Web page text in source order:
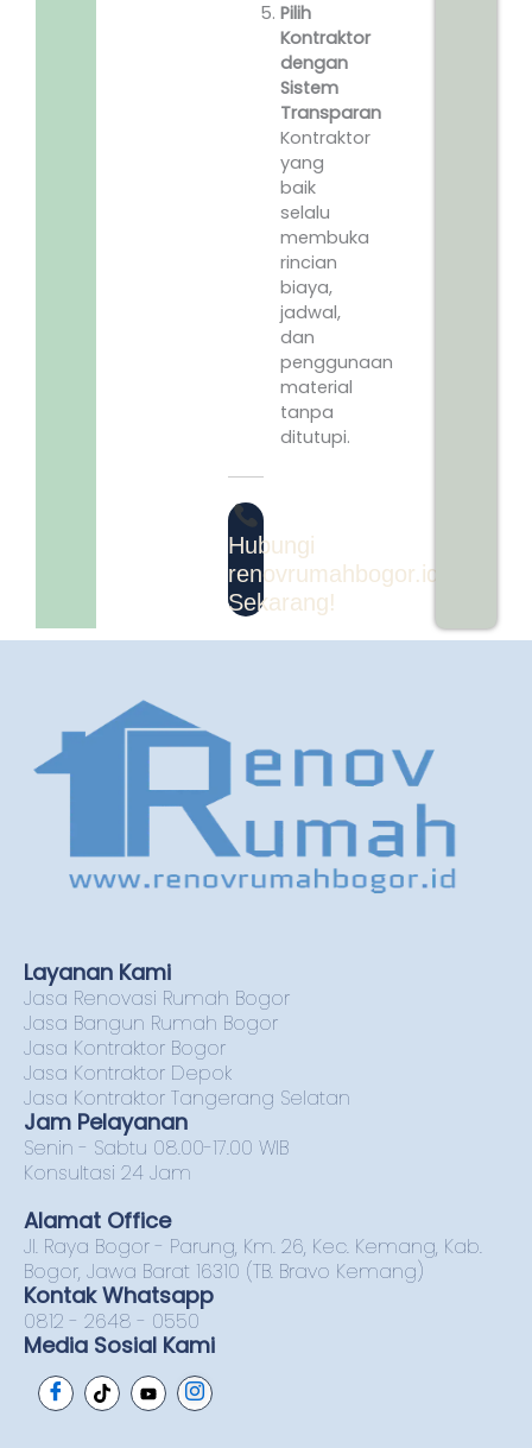
Pilih
Kontraktor
dengan
Sistem
Transparan
Kontraktor
yang
baik
selalu
membuka
rincian
biaya,
jadwal,
dan
penggunaan
material
tanpa
ditutupi.
Hubungi
renovrumahbogor.id
Sekarang!
Layanan Kami
Jasa Renovasi Rumah Bogor
Jasa Bangun Rumah Bogor
Jasa Kontraktor Bogor
Jasa Kontraktor Depok
Jasa Kontraktor Tangerang Selatan
Jam Pelayanan
Senin - Sabtu 08.00-17.00 WIB
Konsultasi 24 Jam
Alamat Office
Jl. Raya Bogor - Parung, Km. 26, Kec. Kemang, Kab.
Bogor, Jawa Barat 16310 (TB. Bravo Kemang)
Kontak Whatsapp
0812 - 2648 - 0550
Media Sosial Kami